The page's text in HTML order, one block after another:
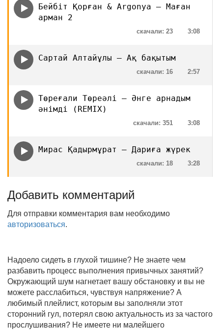
Бейбіт Қорған & Argonya — Маған
арман 2
3:08
скачали: 23
Сартай Алтайұлы — Ақ бақытым
2:57
скачали: 16
Төреғали Төреәлі — Әнге арнадым
әнімді (REMIX)
3:08
скачали: 351
Мирас Қадырмұрат — Дариға жүрек
3:28
скачали: 18
Добавить комментарий
Для отправки комментария вам необходимо
авторизоваться.
Надоело сидеть в глухой тишине? Не знаете чем
разбавить процесс выполнения привычных занятий?
Окружающий шум нагнетает вашу обстановку и вы не
можете расслабиться, чувствуя напряжение? А
любимый плейлист, которым вы заполняли этот
сторонний гул, потерял свою актуальность из за частого
прослушивания? Не имеете ни малейшего